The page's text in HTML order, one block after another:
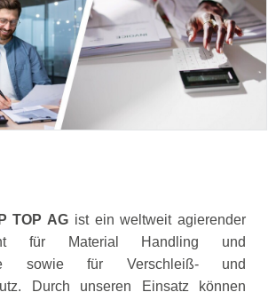
TOP AG ist ein weltweit agierender
für Material Handling und
sowie für Verschleiß- und
Durch unseren Einsatz können